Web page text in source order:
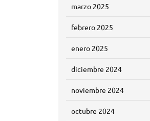
marzo 2025
febrero 2025
enero 2025
diciembre 2024
noviembre 2024
octubre 2024